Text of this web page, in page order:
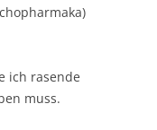
ich rasende
muss.